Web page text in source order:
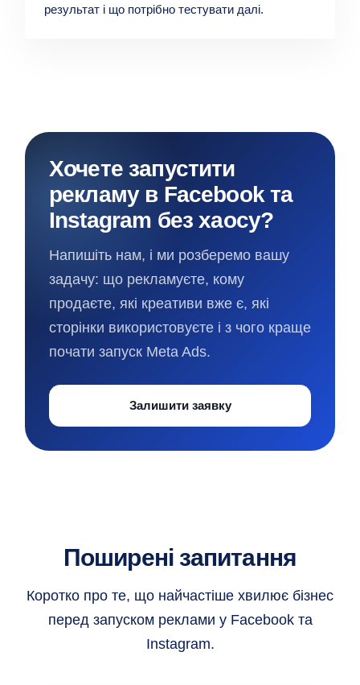
результат і що потрібно тестувати далі.
Хочете запустити
рекламу в Facebook та
Instagram без хаосу?
Напишіть нам, і ми розберемо вашу
задачу: що рекламуєте, кому
продаєте, які креативи вже є, які
сторінки використовуєте і з чого краще
почати запуск Meta Ads.
Залишити заявку
Поширені запитання
Коротко про те, що найчастіше хвилює бізнес
перед запуском реклами у Facebook та
Instagram.